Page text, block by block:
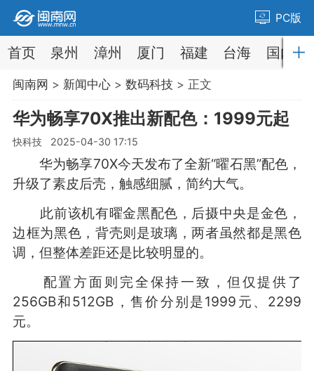
PC版
首页 泉州 漳州 厦门 福建 台海 国内
闽南网 > 新闻中心> 数码科技 > 正文
华为畅享70X推出新配色：1999元起
快科技 2025-04-30 17:15
华为畅享70X今天发布了全新“曜石黑”配色，
升级了素皮后壳，触感细腻，简约大气。
此前该机有曜金黑配色，后摄中央是金色，
边框为黑色，背壳则是玻璃，两者虽然都是黑色
调，但整体差距还是比较明显的。
配置方面则完全保持一致，但仅提供了
256GB和512GB，售价分别是1999元、2299
元。